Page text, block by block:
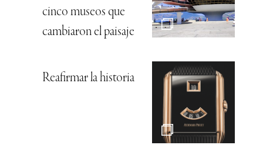
cinco museos que
cambiaron el paisaje
Reafirmar la historia